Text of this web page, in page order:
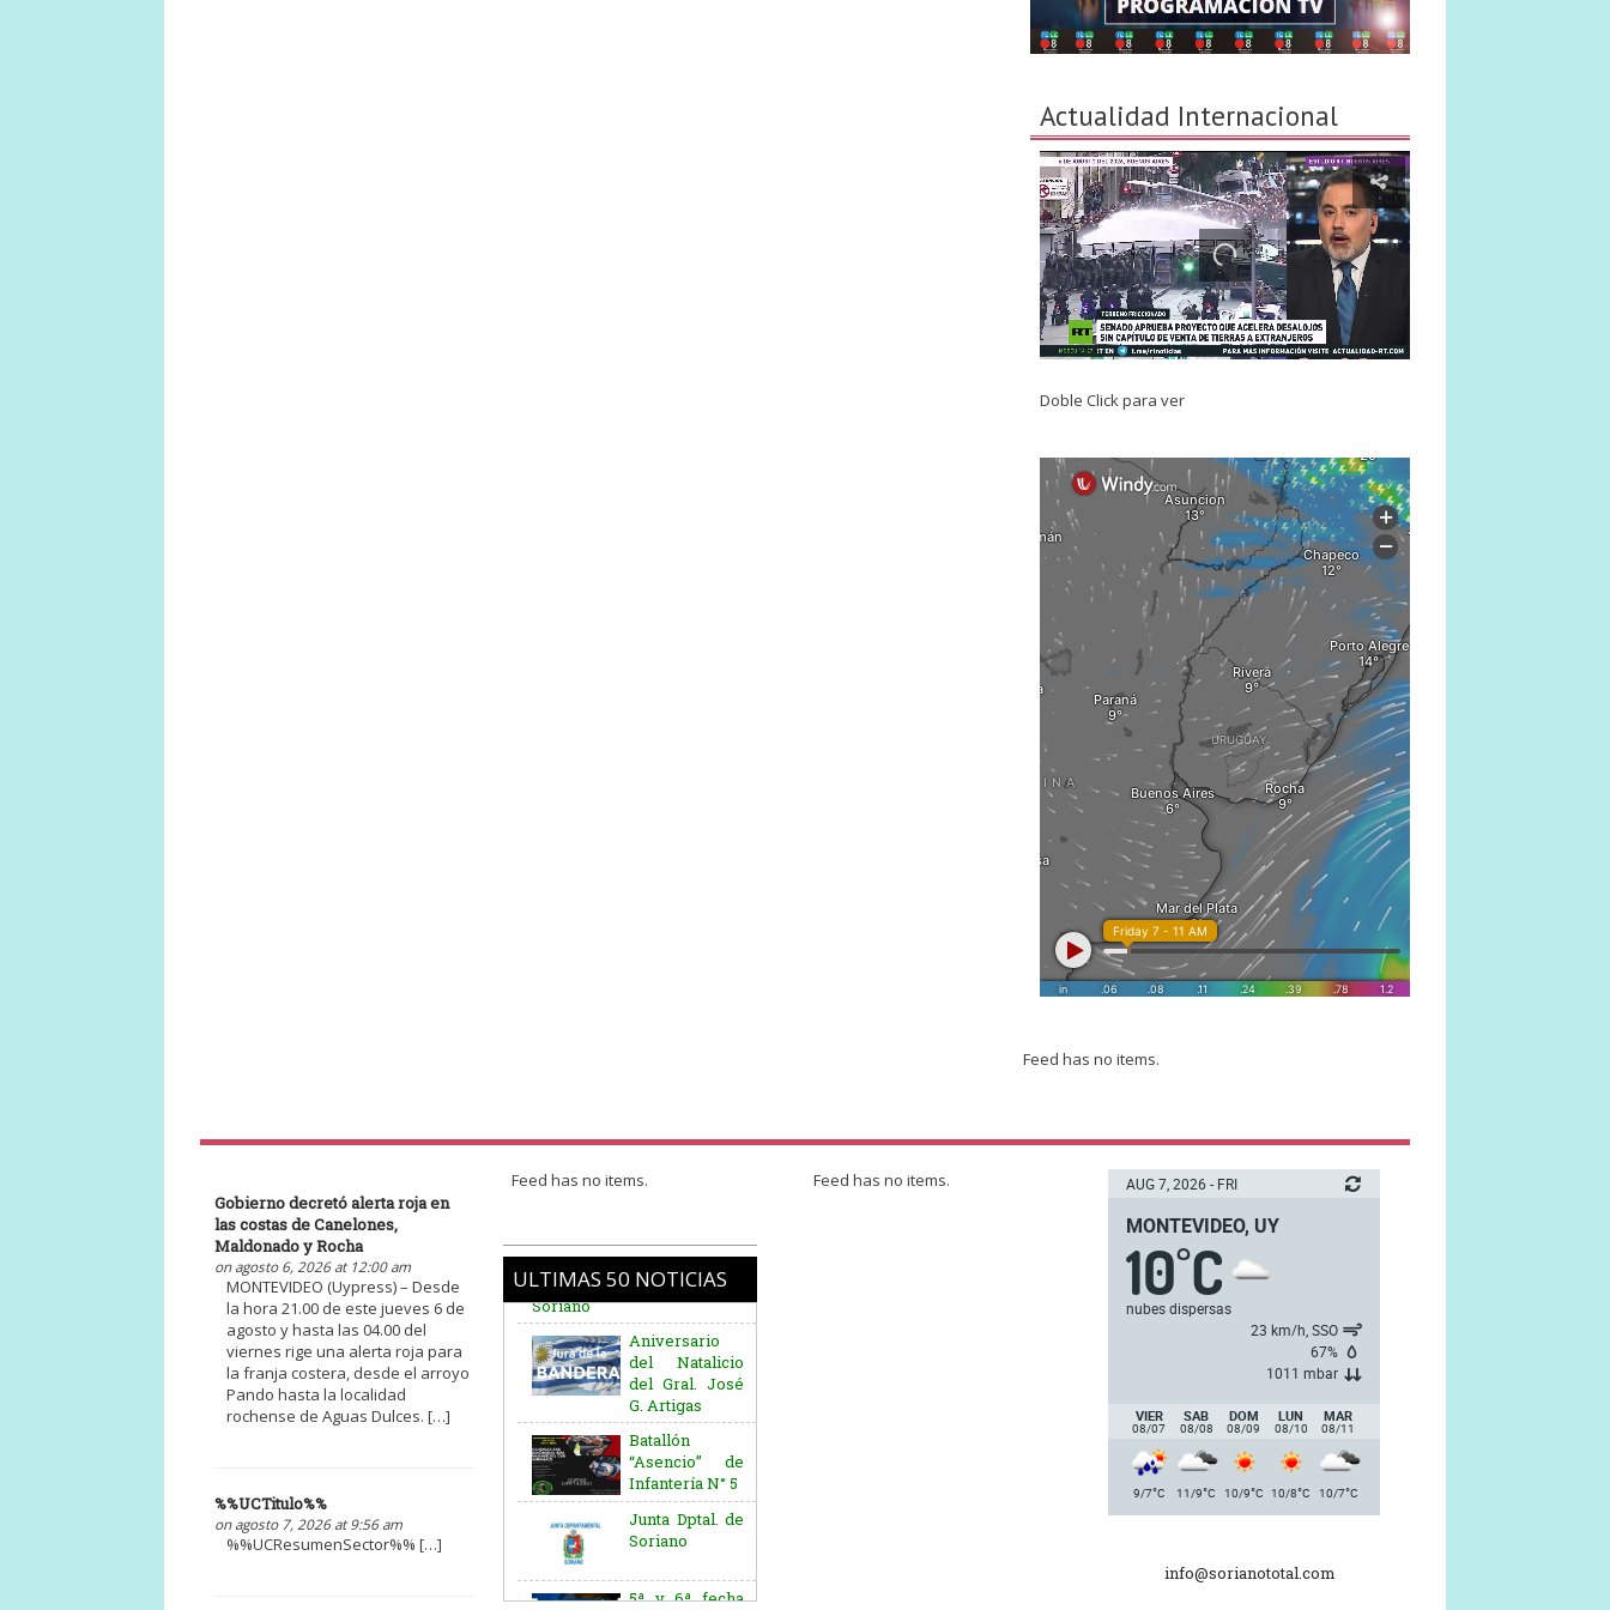
Actualidad Internacional
Doble Click para ver
Feed has no items.
Gobierno decretó alerta roja en
las costas de Canelones,
Maldonado y Rocha
on agosto 6, 2026 at 12:00 am
MONTEVIDEO (Uypress) – Desde
la hora 21.00 de este jueves 6 de
agosto y hasta las 04.00 del
viernes rige una alerta roja para
la franja costera, desde el arroyo
Pando hasta la localidad
rochense de Aguas Dulces. […]
%%UCTitulo%%
on agosto 7, 2026 at 9:56 am
%%UCResumenSector%% […]
Feed has no items.
ULTIMAS 50 NOTICIAS
Aniversario
del Natalicio
del Gral. José
G. Artigas
Batallón
“Asencio” de
Infantería N° 5
Junta Dptal. de
Soriano
5ª y 6ª fecha
de los
Feed has no items. AUG 7, 2026 - FRI
MONTEVIDEO, UY
10°C
nubes dispersas
23 km/h, SSO
67%
1011 mbar
VIER
08/07
SAB
08/08
DOM
08/09
LUN
08/10
MAR
08/11
9/7°C 11/9°C 10/9°C 10/8°C 10/7°C
info@sorianototal.com